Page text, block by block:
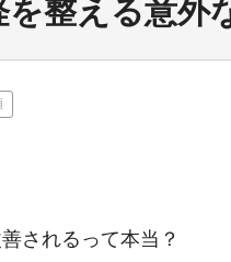
を整える意外
されるって本当？